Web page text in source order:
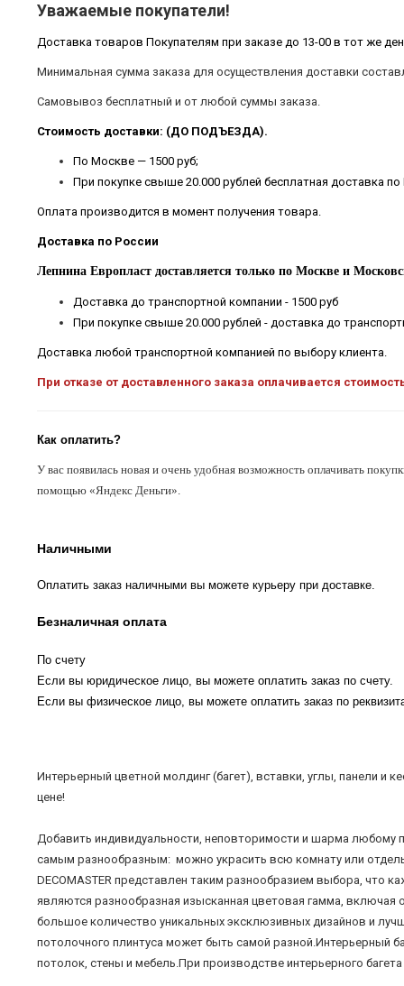
Уважаемые покупатели!
Доставка товаров Покупателям при заказе до 13-00 в тот же
Минимальная сумма заказа для осуществления доставки
Самовывоз бесплатный и от любой суммы заказа.
Стоимость доставки: (ДО ПОДЪЕЗДА).
По Москве — 1500 руб;
При покупке свыше 20.000 рублей бесплатная доставка
Оплата производится в момент получения товара.
Доставка по России
Лепнина Европласт доставляется только по Москве и
Доставка до транспортной компании - 1500 руб
При покупке свыше 20.000 рублей - доставка до
Доставка любой транспортной компанией по выбору клиента.
При отказе от доставленного заказа оплачивается
Как оплатить?
У вас появилась новая и очень удобная возможность оплачивать
помощью «Яндекс Деньги».
Наличными
Оплатить заказ наличными вы можете курьеру при доставке.
Безналичная оплата
По счету
Если вы юридическое лицо, вы можете оплатить заказ по счету.
Если вы физическое лицо, вы можете оплатить заказ по
Интерьерный цветной молдинг (багет), вставки, углы, панели и
цене!
Добавить индивидуальности, неповторимости и шарма любому
самым разнообразным: можно украсить всю комнату или
DECOMASTER представлен таким разнообразием выбора,
являются разнообразная изысканная цветовая гамма, включая
большое количество уникальных эксклюзивных дизайнов и
потолочного плинтуса может быть самой разной.Интерьерный
потолок, стены и мебель.При производстве интерьерного